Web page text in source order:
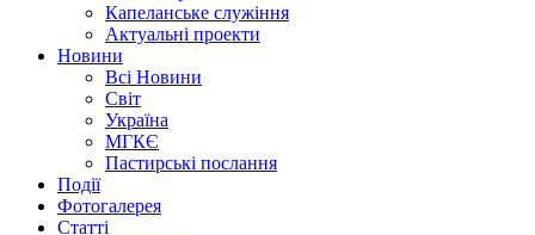
Капеланське служіння
Актуальні проекти
Новини
Всі Новини
Світ
Україна
МГКЄ
Пастирські послання
Події
Фотогалерея
Статті